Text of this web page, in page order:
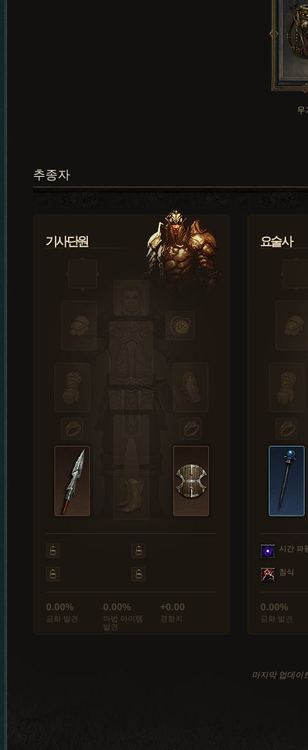
무
추종자
기사단원
0.00%
금화 발견
0.00%
마법 아이템
발견
+0.00
경험치
요술사
시간 파
침식
0.00%
금화 발견
마지막 업데이